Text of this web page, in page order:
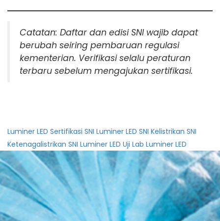
Catatan: Daftar dan edisi SNI wajib dapat
berubah seiring pembaruan regulasi
kementerian. Verifikasi selalu peraturan
terbaru sebelum mengajukan sertifikasi.
Luminer LED Sertifikasi SNI Luminer LED SNI Kelistrikan SNI
Ketenagalistrikan SNI Luminer LED Uji Lab Luminer LED